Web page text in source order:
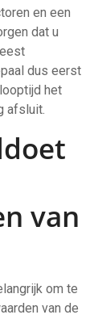
en een
dat u
dus eerst
het
afsluit.
van
om te
van de